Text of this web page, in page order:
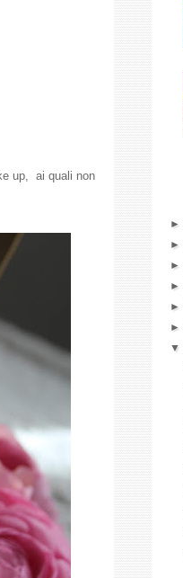
up, ai quali non
►
►
►
►
►
►
▼